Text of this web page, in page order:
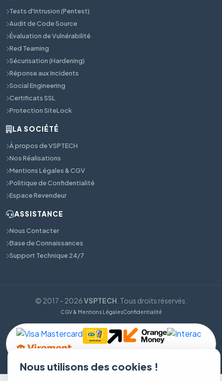
Tests d'Intrusion (Pentest)
Audit de Code Source
Évaluation de Vulnérabilité
Red Teaming
Sécurisation (Hardening)
Réponse aux Incidents
Social Engineering
Certificats SSL
Protection SiteLock
LA SOCIÉTÉ
À propos de VSPTECH
Nos Réalisations
Mentions Légales & CGV
Politique de Confidentialité
Espace Revendeur
ASSISTANCE
Nous Contacter
Base de Connaissances
Support Technique 24/7
© 2017 - 2026VSPTECH . Tous droits réservés.
CGV & Mentions LégalesConfidentialité
Nous utilisons des cookies !